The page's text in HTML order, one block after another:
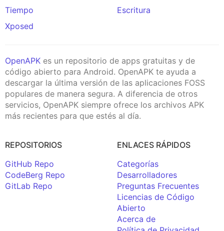
Tiempo
Escritura
Xposed
OpenAPK es un repositorio de apps gratuitas y de
código abierto para Android. OpenAPK te ayuda a
descargar la última versión de las aplicaciones FOSS
populares de manera segura. A diferencia de otros
servicios, OpenAPK siempre ofrece los archivos APK
más recientes para que estés al día.
REPOSITORIOS
GitHub Repo
CodeBerg Repo
GitLab Repo
ENLACES RÁPIDOS
Categorías
Desarrolladores
Preguntas Frecuentes
Licencias de Código
Abierto
Acerca de